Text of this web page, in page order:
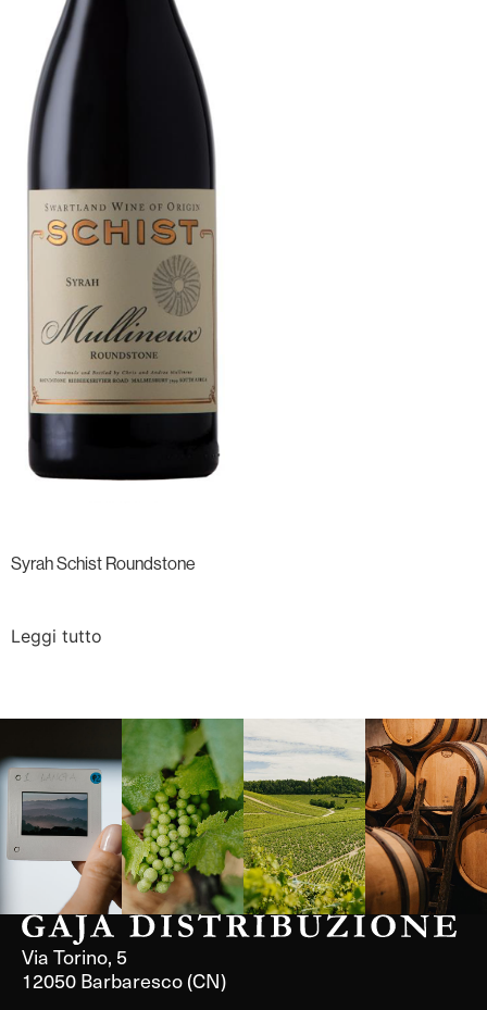
Syrah Schist Roundstone
Leggi tutto
Borgogna,
Francia
Borgogna,
Francia
Instagram
Via Torino, 5
12050 Barbaresco (CN)